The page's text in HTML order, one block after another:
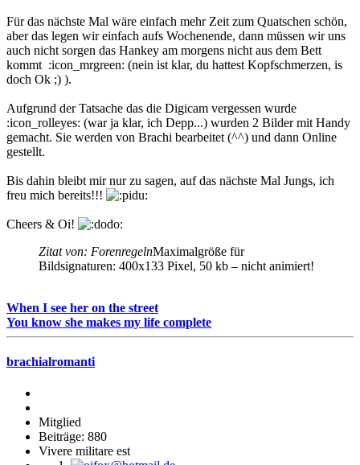
Für das nächste Mal wäre einfach mehr Zeit zum Quatschen schön,
aber das legen wir einfach aufs Wochenende, dann müssen wir uns
auch nicht sorgen das Hankey am morgens nicht aus dem Bett
kommt :icon_mrgreen: (nein ist klar, du hattest Kopfschmerzen, is
doch Ok ;) ).
Aufgrund der Tatsache das die Digicam vergessen wurde
:icon_rolleyes: (war ja klar, ich Depp...) wurden 2 Bilder mit Handy
gemacht. Sie werden von Brachi bearbeitet (^^) und dann Online
gestellt.
Bis dahin bleibt mir nur zu sagen, auf das nächste Mal Jungs, ich
freu mich bereits!!!
Cheers & Oi!
Zitat von: ForenregelnMaximalgröße für
Bildsignaturen: 400x133 Pixel, 50 kb – nicht animiert!
When I see her on the street
You know she makes my life complete
brachialromanti
Mitglied
Beiträge: 880
Vivere militare est